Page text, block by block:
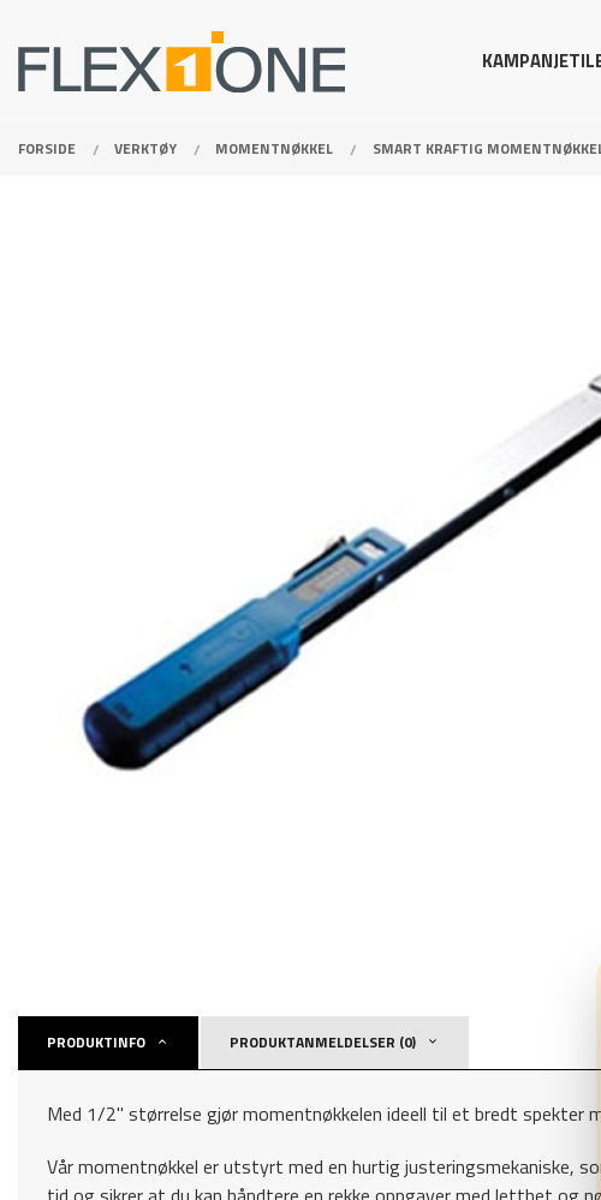
innholdet
FORSIDE VERKTØY MOMENTNØKKEL SMART KRAFTIG
PRODUKTINFO PRODUKTANMELDELSER (0)
Med 1/2" størrelse gjør momentnøkkelen ideell til et bredt spekter
Vår momentnøkkel er utstyrt med en hurtig